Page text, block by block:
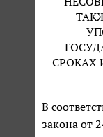
СРОКАХ
В
закона от